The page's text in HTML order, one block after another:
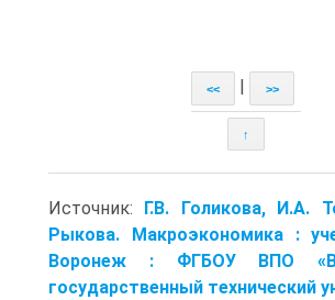
<< >>
↑
Источник: Г.В. Голикова, И.А.
Рыкова. Макроэкономика :
Воронеж : ФГБОУ ВПО
государственный технический